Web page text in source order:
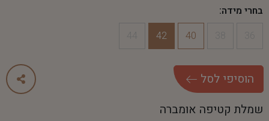
בחרי מידה:
40
42
הוסיפי לסל
שמלת קטיפה אומברה